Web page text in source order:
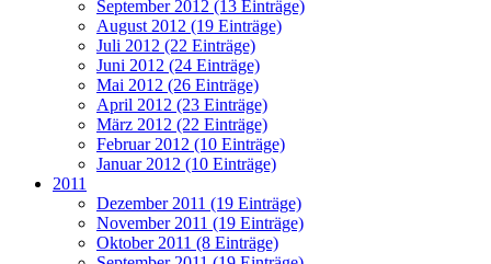
September 2012 (13 Einträge)
August 2012 (19 Einträge)
Juli 2012 (22 Einträge)
Juni 2012 (24 Einträge)
Mai 2012 (26 Einträge)
April 2012 (23 Einträge)
März 2012 (22 Einträge)
Februar 2012 (10 Einträge)
Januar 2012 (10 Einträge)
2011
Dezember 2011 (19 Einträge)
November 2011 (19 Einträge)
Oktober 2011 (8 Einträge)